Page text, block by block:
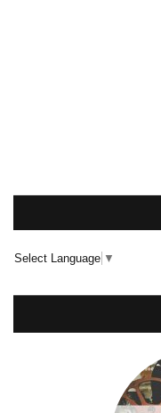
Select Language ▼